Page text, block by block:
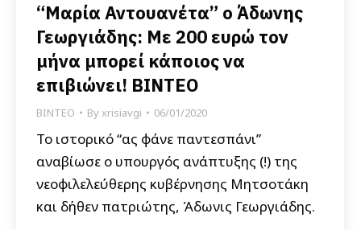
“Μαρία Αντουανέτα” ο Άδωνης
Γεωργιάδης: Με 200 ευρώ τον
μήνα μπορεί κάποιος να
επιβιώνει! ΒΙΝΤΕΟ
ΒΙΝΤΕΟ Byxrisiavgi 06/01/2020
Το ιστορικό “ας φάνε παντεσπάνι”
αναβίωσε ο υπουργός ανάπτυξης (!) της
νεοφιλελεύθερης κυβέρνησης Μητσοτάκη
και δήθεν πατριώτης, Άδωνις Γεωργιάδης.